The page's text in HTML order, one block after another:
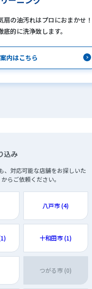
扇の油汚れはプロにおまかせ！
的に洗浄致します。
内はこちら
込み
対応可能な店舗をお探しいた
からご依頼ください。
八戸市 (4)
十和田市 (1)
つがる市 (0)